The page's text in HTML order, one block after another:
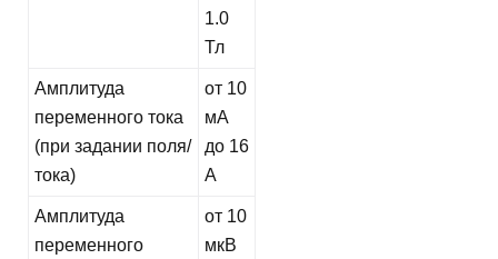
1.0
Тл
Амплитуда
переменного тока
(при задании поля/
тока)
от 10
мА
до 16
А
Амплитуда
переменного
от 10
мкВ